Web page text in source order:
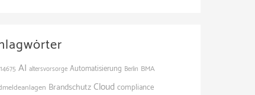
14675 AI altersvorsorge Automatisierung Berlin BMA
BrandschutzCloud compliance